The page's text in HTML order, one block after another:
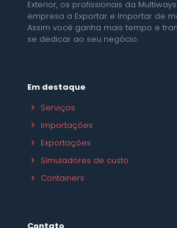
Exterior, os profissionais da
empresa a Exportar e Importar de
Assim você ganha mais tempo e
se dedicar ao seu negócio.
Em destaque
Serviços
Importações
Exportações
Simuladores de custo
Containers